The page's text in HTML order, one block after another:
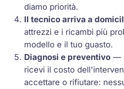
diamo priorità.
Il tecnico arriva a
attrezzi e i ricambi più
modello e il tuo guasto.
Diagnosi e preventivo —
ricevi il costo
accettare o rifiutare: